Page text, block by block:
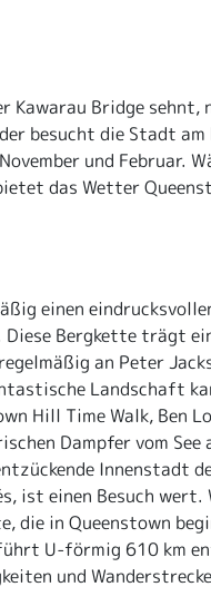
Kawarau Bridge
besucht die Stadt am
und Februar.
das Wetter
einen
Diese Bergkette trägt
an Peter
Landschaft
Hill Time Walk, Ben
Dampfer vom See
Innenstadt
ist einen Besuch wert.
die in Queenstown
U-förmig 610 km
und